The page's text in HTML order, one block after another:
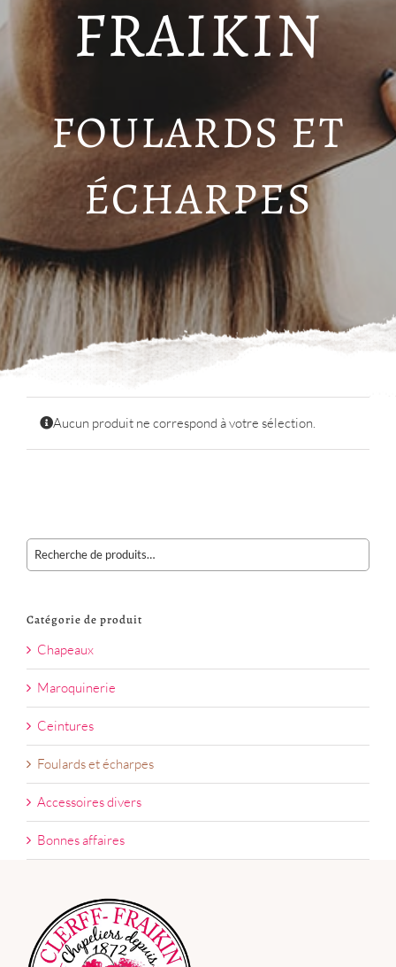
FRAIKIN
FOULARDS ET
ÉCHARPES
Aucun produit ne correspond à votre sélection.
Catégorie de produit
Chapeaux
Maroquinerie
Ceintures
Foulards et écharpes
Accessoires divers
Bonnes affaires